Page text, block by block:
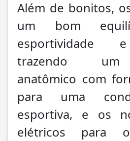
Além de bonitos,
um bom
esportividade
trazendo um
anatômico com
para uma
esportiva, e os
elétricos para